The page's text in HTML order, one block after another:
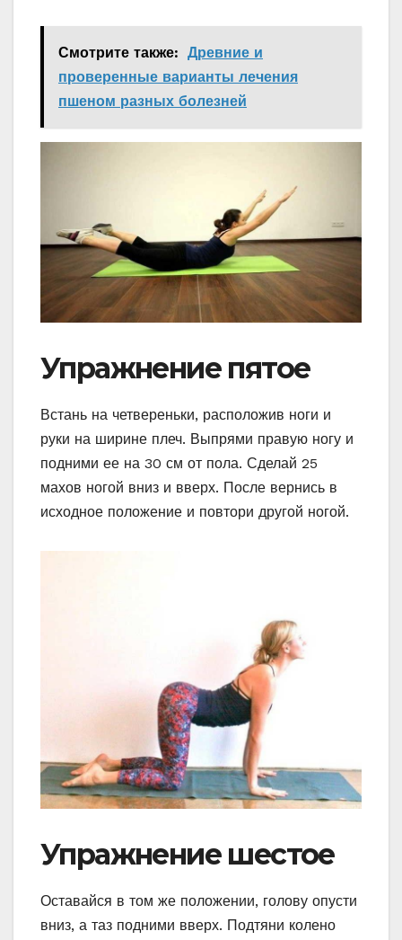
Смотрите также: Древние и
проверенные варианты лечения
пшеном разных болезней
Упражнение пятое
Встань на четвереньки, расположив ноги и
руки на ширине плеч. Выпрями правую ногу и
подними ее на 30 см от пола. Сделай 25
махов ногой вниз и вверх. После вернись в
исходное положение и повтори другой ногой.
Упражнение шестое
Оставайся в том же положении, голову опусти
вниз, а таз подними вверх. Подтяни колено